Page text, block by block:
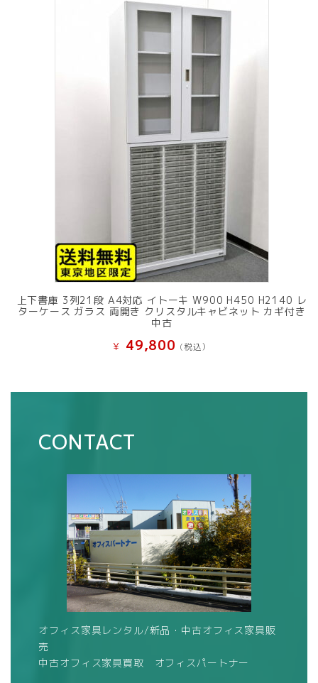
上下書庫 3列21段 A4対応 イトーキ W900 H450 H2140 レ
ターケース ガラス 両開き クリスタルキャビネット カギ付き
中古
¥ 49,800 (税込）
CONTACT
オフィス家具レンタル/新品・中古オフィス家具販
売
中古オフィス家具買取 オフィスパートナー